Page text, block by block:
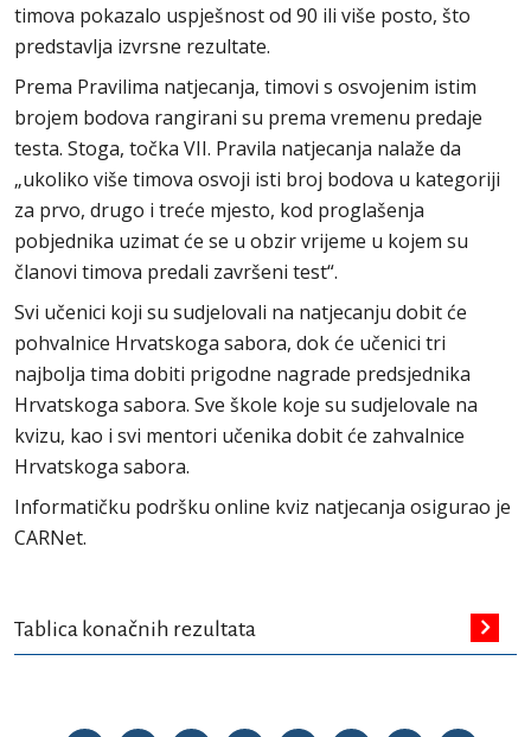
timova pokazalo uspješnost od 90 ili više posto, što
predstavlja izvrsne rezultate.
Prema Pravilima natjecanja, timovi s osvojenim istim
brojem bodova rangirani su prema vremenu predaje
testa. Stoga, točka VII. Pravila natjecanja nalaže da
„ukoliko više timova osvoji isti broj bodova u kategoriji
za prvo, drugo i treće mjesto, kod proglašenja
pobjednika uzimat će se u obzir vrijeme u kojem su
članovi timova predali završeni test“.
Svi učenici koji su sudjelovali na natjecanju dobit će
pohvalnice Hrvatskoga sabora, dok će učenici tri
najbolja tima dobiti prigodne nagrade predsjednika
Hrvatskoga sabora. Sve škole koje su sudjelovale na
kvizu, kao i svi mentori učenika dobit će zahvalnice
Hrvatskoga sabora.
Informatičku podršku online kviz natjecanja osigurao je
CARNet.
Tablica konačnih rezultata